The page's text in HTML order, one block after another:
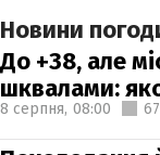
Новини
До +38, але
шквалами:
8 серпня, 08:00